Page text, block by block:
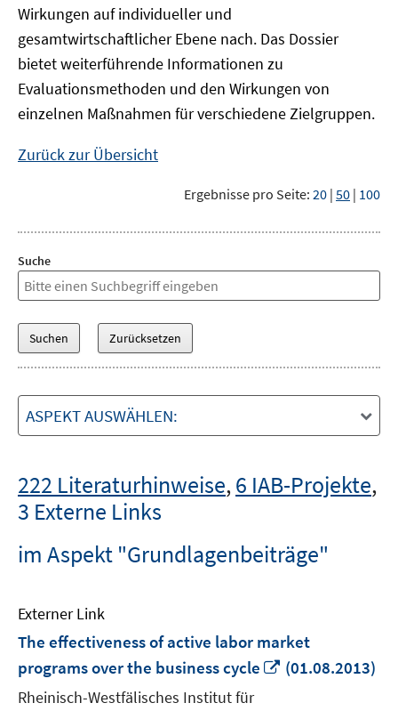
Wirkungen auf individueller und
gesamtwirtschaftlicher Ebene nach. Das Dossier
bietet weiterführende Informationen zu
Evaluationsmethoden und den Wirkungen von
einzelnen Maßnahmen für verschiedene Zielgruppen.
Zurück zur Übersicht
Ergebnisse pro Seite: 20 | 50 | 100
Suche
ASPEKT AUSWÄHLEN:
222 Literaturhinweise,6 IAB-Projekte,
3 Externe Links
im Aspekt "Grundlagenbeiträge"
Externer Link
The effectiveness of active labor market
programs over the business cycle
In
(01.08.2013)
Rheinisch-Westfälisches Institut für